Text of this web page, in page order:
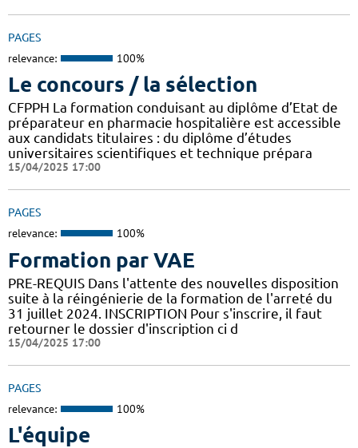
PAGES
relevance: 100%
Le concours / la sélection
CFPPH La formation conduisant au diplôme d’Etat de
préparateur en pharmacie hospitalière est accessible
aux candidats titulaires : du diplôme d’études
universitaires scientifiques et technique prépara
15/04/2025 17:00
PAGES
relevance: 100%
Formation par VAE
PRE-REQUIS Dans l'attente des nouvelles disposition
suite à la réingénierie de la formation de l'arreté du
31 juillet 2024. INSCRIPTION Pour s'inscrire, il faut
retourner le dossier d'inscription ci d
15/04/2025 17:00
PAGES
relevance: 100%
L'équipe